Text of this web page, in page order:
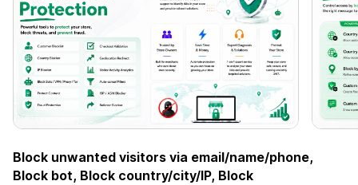
Block unwanted visitors via email/name/phone,
Block bot, Block country/city/IP, Block